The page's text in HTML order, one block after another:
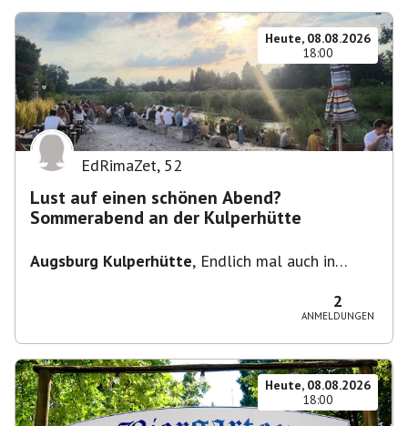
Heute, 08.08.2026
18:00
EdRimaZet, 52
Lust auf einen schönen Abend?
Sommerabend an der Kulperhütte
Augsburg Kulperhütte, Endlich mal auch in
2
ANMELDUNGEN
Heute, 08.08.2026
18:00